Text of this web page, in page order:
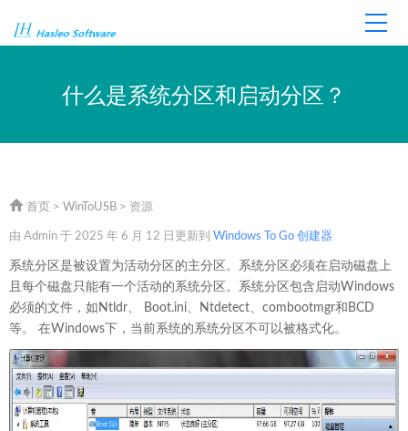
什么是系统分区和启动分区？
首页 > WinToUSB > 资源
由 Admin 于 2025 年 6 月 12 日更新到 Windows To Go 创建器
系统分区是被设置为活动分区的主分区。系统分区必须在启动磁盘上
且每个磁盘只能有一个活动的系统分区。系统分区包含启动Windows
必须的文件，如Ntldr、 Boot.ini、Ntdetect、combootmgr和BCD
等。 在Windows下，当前系统的系统分区不可以被格式化。